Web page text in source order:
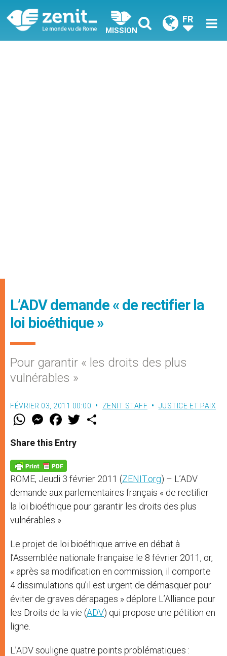
MISSION
FR
L’ADV demande « de rectifier la
loi bioéthique »
Pour garantir « les droits des plus
vulnérables »
FÉVRIER 03, 2011 00:00 ZENIT STAFF JUSTICE ET PAIX
W
t
s
p
p
M
e
s
e
g
e
r
F
a
e
b
o
k
w
Share this Entry
ROME, Jeudi 3 février 2011 (ZENIT.org) – L’ADV
demande aux parlementaires français « de rectifier
la loi bioéthique pour garantir les droits des plus
vulnérables ».
Le projet de loi bioéthique arrive en débat à
l’Assemblée nationale française le 8 février 2011, or,
« après sa modification en commission, il comporte
4 dissimulations qu’il est urgent de démasquer pour
éviter de graves dérapages » déplore L’Alliance pour
les Droits de la vie (ADV) qui propose une pétition en
ligne.
L’ADV souligne quatre points problématiques :